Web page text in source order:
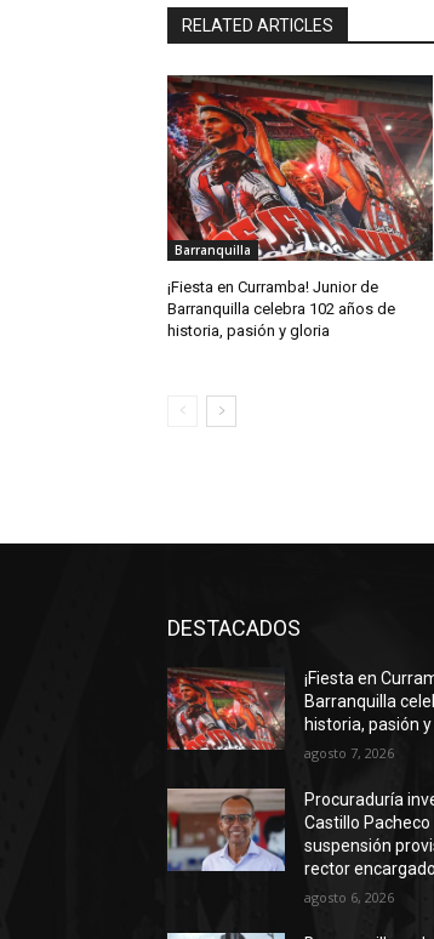
RELATED ARTICLES
Barranquilla
¡Fiesta en Curramba! Junior de
Barranquilla celebra 102 años de
historia, pasión y gloria
DESTACADOS
¡Fiesta en
Barranquilla
historia, pasión
agosto 7, 2026
Procuraduría
Castillo
suspensión
rector
agosto 6, 2026